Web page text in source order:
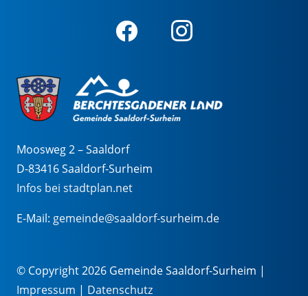
Moosweg 2 – Saaldorf
D-83416 Saaldorf-Surheim
Infos bei stadtplan.net
E-Mail: gemeinde@saaldorf-surheim.de
© Copyright 2026 Gemeinde Saaldorf-Surheim |
Impressum | Datenschutz